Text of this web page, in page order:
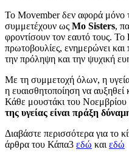
Το Movember δεν αφορά μόνο
συμμετέχουν ως Mo Sisters,
φροντίσουν τον εαυτό τους. Το
πρωτοβουλίες, ενημερώνει και
την πρόληψη και την ψυχική
Με τη συμμετοχή όλων, η
η ευαισθητοποίηση να αυξηθεί
Κάθε μουστάκι του Νοεμβρίου
της υγείας είναι πράξη
Διαβάστε περισσότερα για το
άρθρα του Κάπα3 εδώ και εδώ